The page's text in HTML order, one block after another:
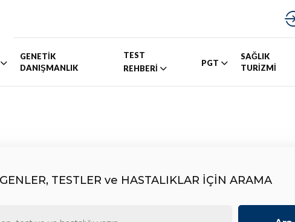
GENETİK
DANIŞMANLIK
TEST
REHBERİ
PGT
SAĞLIK
TURİZMİ
TESTLER ve HASTALIKLAR İÇİN ARAMA